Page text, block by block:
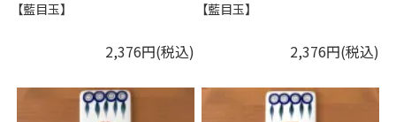
【藍目玉】
2,376円(税込)
【藍目玉】
2,376円(税込)